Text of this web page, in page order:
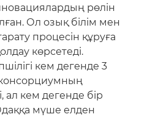
рөлін
Ол озық білім мен
процесін құруға
көрсетеді.
кем дегенде 3
ал кем дегенде бір
мүше елден